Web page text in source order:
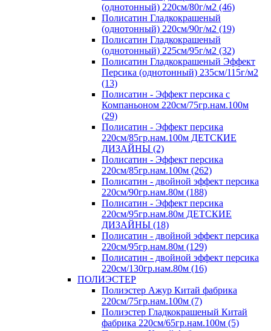
(однотонный) 220см/80г/м2 (46)
Полисатин Гладкокрашеный
(однотонный) 220см/90г/м2 (19)
Полисатин Гладкокрашеный
(однотонный) 225см/95г/м2 (32)
Полисатин Гладкокрашеный Эффект
Персика (однотонный) 235см/115г/м2
(13)
Полисатин - Эффект персика с
Компаньоном 220см/75гр.нам.100м
(29)
Полисатин - Эффект персика
220см/85гр.нам.100м ДЕТСКИЕ
ДИЗАЙНЫ (2)
Полисатин - Эффект персика
220см/85гр.нам.100м (262)
Полисатин - двойной эффект персика
220см/90гр.нам.80м (188)
Полисатин - Эффект персика
220см/95гр.нам.80м ДЕТСКИЕ
ДИЗАЙНЫ (18)
Полисатин - двойной эффект персика
220см/95гр.нам.80м (129)
Полисатин - двойной эффект персика
220см/130гр.нам.80м (16)
ПОЛИЭСТЕР
Полиэстер Ажур Китай фабрика
220см/75гр.нам.100м (7)
Полиэстер Гладкокрашеный Китай
фабрика 220см/65гр.нам.100м (5)